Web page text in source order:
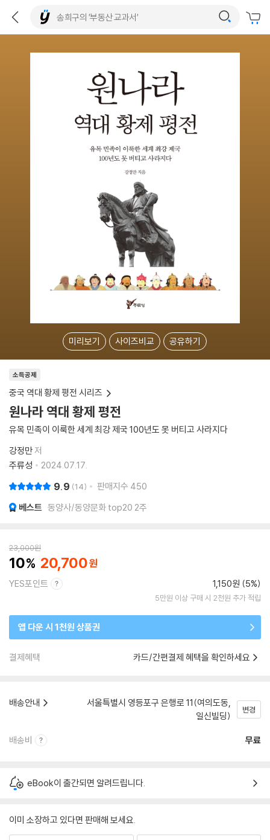
미리보기 사이즈비교 공유하기
소득공제
중국 역대 황제 평전 시리즈
원나라 역대 황제 평전
유목 민족이 이룩한 세계 최강 제국 100년도 못 버티고 사라지다
강정만저
주류성
2024.07.17.
9.9 14 판매지수 450
베스트 동양사/동양문화 top20 2주
23,000원
10 20,700
YES포인트 1,150원 (5%)
5만원 이상 구매 시 2천원 추가 적립
앱 다운 시 1천원 상품권
결제혜택 카드/간편결제 혜택을 확인하세요
배송안내
서울특별시 영등포구 은행로 11(여의도동,
일신빌딩)
변경
배송비 무료
eBook이 출간되면 알려드립니다.
이미 소장하고 있다면 판매해 보세요.